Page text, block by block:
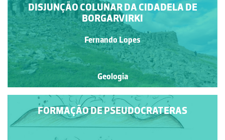
DISJUNÇÃO COLUNAR DA CIDADELA DE
BORGARVIRKI
Fernando Lopes
Geologia
FORMAÇÃO DE PSEUDOCRATERAS